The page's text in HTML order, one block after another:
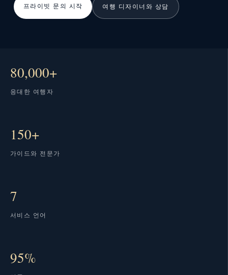
프라이빗 문의 시작 여행 디자이너와 상담
80,000+
응대한 여행자
150+
가이드와 전문가
7
서비스 언어
95%